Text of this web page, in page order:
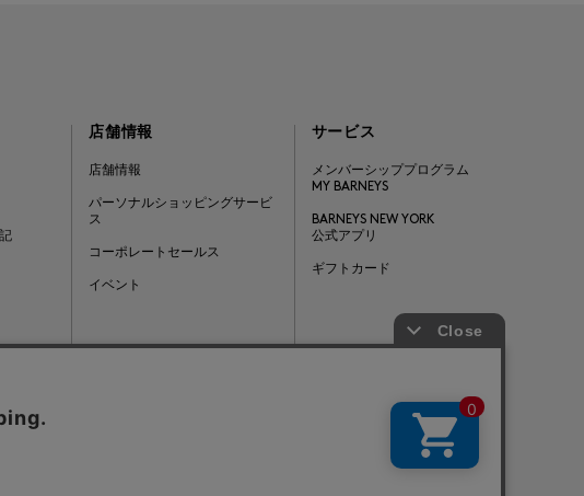
店舗情報
店舗情報
パーソナルショッピングサービ
ス
コーポレートセールス
イベント
サービス
メンバーシッププログラム
MY BARNEYS
BARNEYS NEW YORK
公式アプリ
ギフトカード